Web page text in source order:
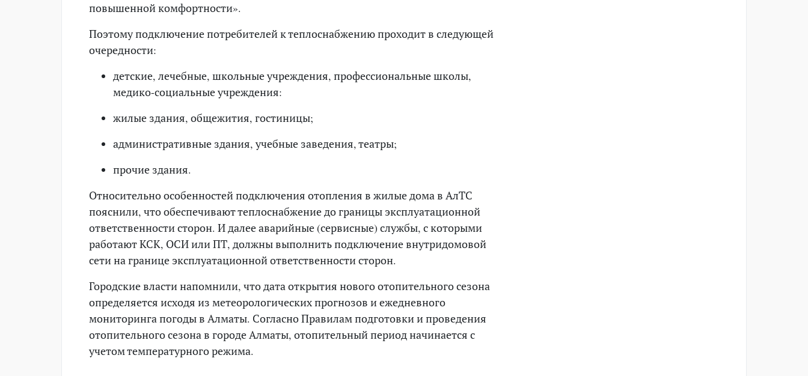
повышенной комфортности».
Поэтому подключение потребителей к теплоснабжению проходит в следующей
очередности:
детские, лечебные, школьные учреждения, профессиональные школы,
медико-социальные учреждения:
жилые здания, общежития, гостиницы;
административные здания, учебные заведения, театры;
прочие здания.
Относительно особенностей подключения отопления в жилые дома в АлТС
пояснили, что обеспечивают теплоснабжение до границы эксплуатационной
ответственности сторон. И далее аварийные (сервисные) службы, с которыми
работают КСК, ОСИ или ПТ, должны выполнить подключение внутридомовой
сети на границе эксплуатационной ответственности сторон.
Городские власти напомнили, что дата открытия нового отопительного сезона
определяется исходя из метеорологических прогнозов и ежедневного
мониторинга погоды в Алматы. Согласно Правилам подготовки и проведения
отопительного сезона в городе Алматы, отопительный период начинается с
учетом температурного режима.